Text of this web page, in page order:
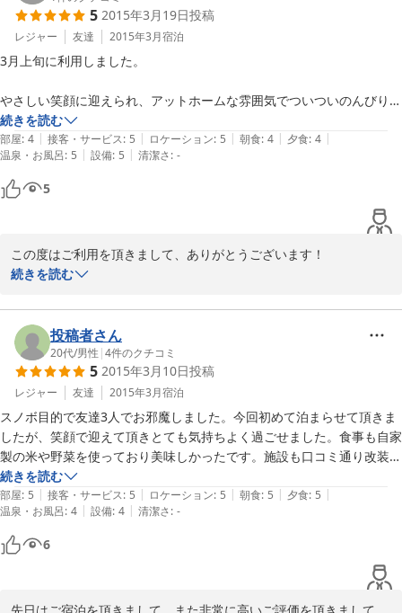
また是非お待ちしております！
ありがとうございました。
2016-02-05
5 2015年3月19日投稿
レジャー 友達 2015年3月宿泊
3月上旬に利用しました。
やさしい笑顔に迎えられ、アットホームな雰囲気でついついのんびりし
てしまいました。
お部屋、お風呂はお掃除が行き届いていてとても心地よかったです。
お料理もボリュームがあり大満足。
神田壮自慢のお米は本当においしくてついついおかわりしてしまいまし
た。
続きを読む
部屋: 4 | 接客・サービス: 5 | ロケーション: 5 | 朝食: 4 | 夕食: 4 |
温泉・お風呂: 5 | 設備: 5 | 清潔さ: -
5
この度はご利用を頂きまして、ありがとうございます！
お友達のご紹介でのご利用ということで、ご満足頂けたかな
うございます。
家族でほのぼの営んでいる宿ですので、田舎に帰る感じでまたご利
用頂ければと思っております。
もうすぐお米づくりがスタートします！また秋にいいお米が収穫で
きるように、若旦那からお百姓さんに変身してがんばります！
2015-03-19
続きを読む
投稿者さん
20代/男性 |4件のクチコミ
5 2015年3月10日投稿
レジャー 友達 2015年3月宿泊
スノボ目的で友達3人でお邪魔しました。今回初めて泊まらせて頂きま
したが、笑顔で迎えて頂きとても気持ちよく過ごせました。食事も自家
製の米や野菜を使っており美味しかったです。施設も口コミ通り改装し
てきれいでした。
スキー場の割引券の追加パックがあり格安で滑れたのも良い点だと思い
ます。
また必ず泊りに行きたいと思うので宜しくお願いします。
続きを読む
部屋: 5 | 接客・サービス: 5 | ロケーション: 5 | 朝食: 5 | 夕食: 5 |
温泉・お風呂: 4 | 設備: 4 | 清潔さ: -
6